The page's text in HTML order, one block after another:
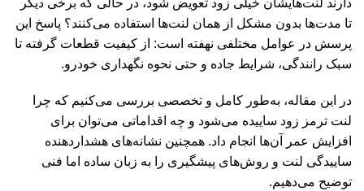
دارند لنت‌هایشان خیلی زود تعویض شود، در حالی که برخی دیگر
تا مدت‌ها بدون مشکل از همان لنت‌ها استفاده می‌کنند؟ پاسخ این
پرسش در عوامل مختلفی نهفته است: از کیفیت قطعات گرفته تا
سبک رانندگی، شرایط جاده و حتی نحوه نگهداری خودرو.
در این مقاله، به‌طور کامل و تخصصی بررسی می‌کنیم که چرا
لنت ترمز زود ساییده می‌شود و چه اقداماتی می‌توان برای
افزایش عمر آن‌ها انجام داد. همچنین نشانه‌های هشداردهنده
ساییدگی لنت و روش‌های پیشگیری را به زبان ساده اما فنی
توضیح می‌دهیم.